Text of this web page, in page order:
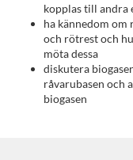
kopplas till andra
ha kännedom
och rötrest och
möta dessa
diskutera
råvarubasen och
biogasen